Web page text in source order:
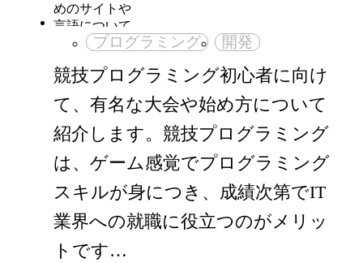
プログラミング 開発
競技プログラミング初心者に向け
て、有名な大会や始め方について
紹介します。競技プログラミング
は、ゲーム感覚でプログラミング
スキルが身につき、成績次第でIT
業界への就職に役立つのがメリッ
トです…